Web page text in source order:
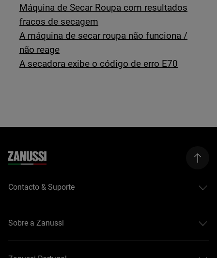
Máquina de Secar Roupa com resultados
fracos de secagem
A máquina de secar roupa não funciona /
não reage
A secadora exibe o código de erro E70
Contacto & Suporte
Sobre a Zanussi